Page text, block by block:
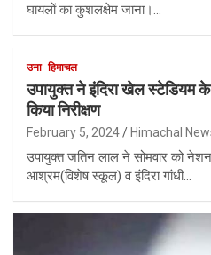
घायलों का कुशलक्षेम जाना।…
उना हिमाचल
उपायुक्त ने इंदिरा खेल स्टेडियम के
किया निरीक्षण
February 5, 2024 Himachal
उपायुक्त जतिन लाल ने सोमवार को
आश्रम(विशेष स्कूल) व इंदिरा गांधी…